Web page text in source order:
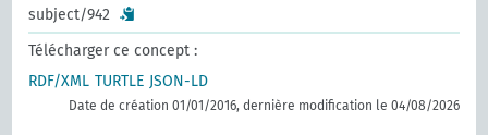
subject/942
Télécharger ce concept :
RDF/XML TURTLE JSON-LD
Date de création 01/01/2016, dernière modification le 04/08/2026